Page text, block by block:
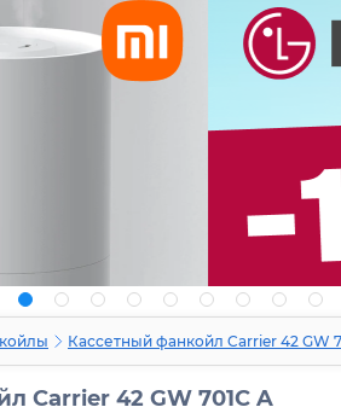
Кассетный фанкойл Carrier 42 GW
Carrier 42 GW 701C A